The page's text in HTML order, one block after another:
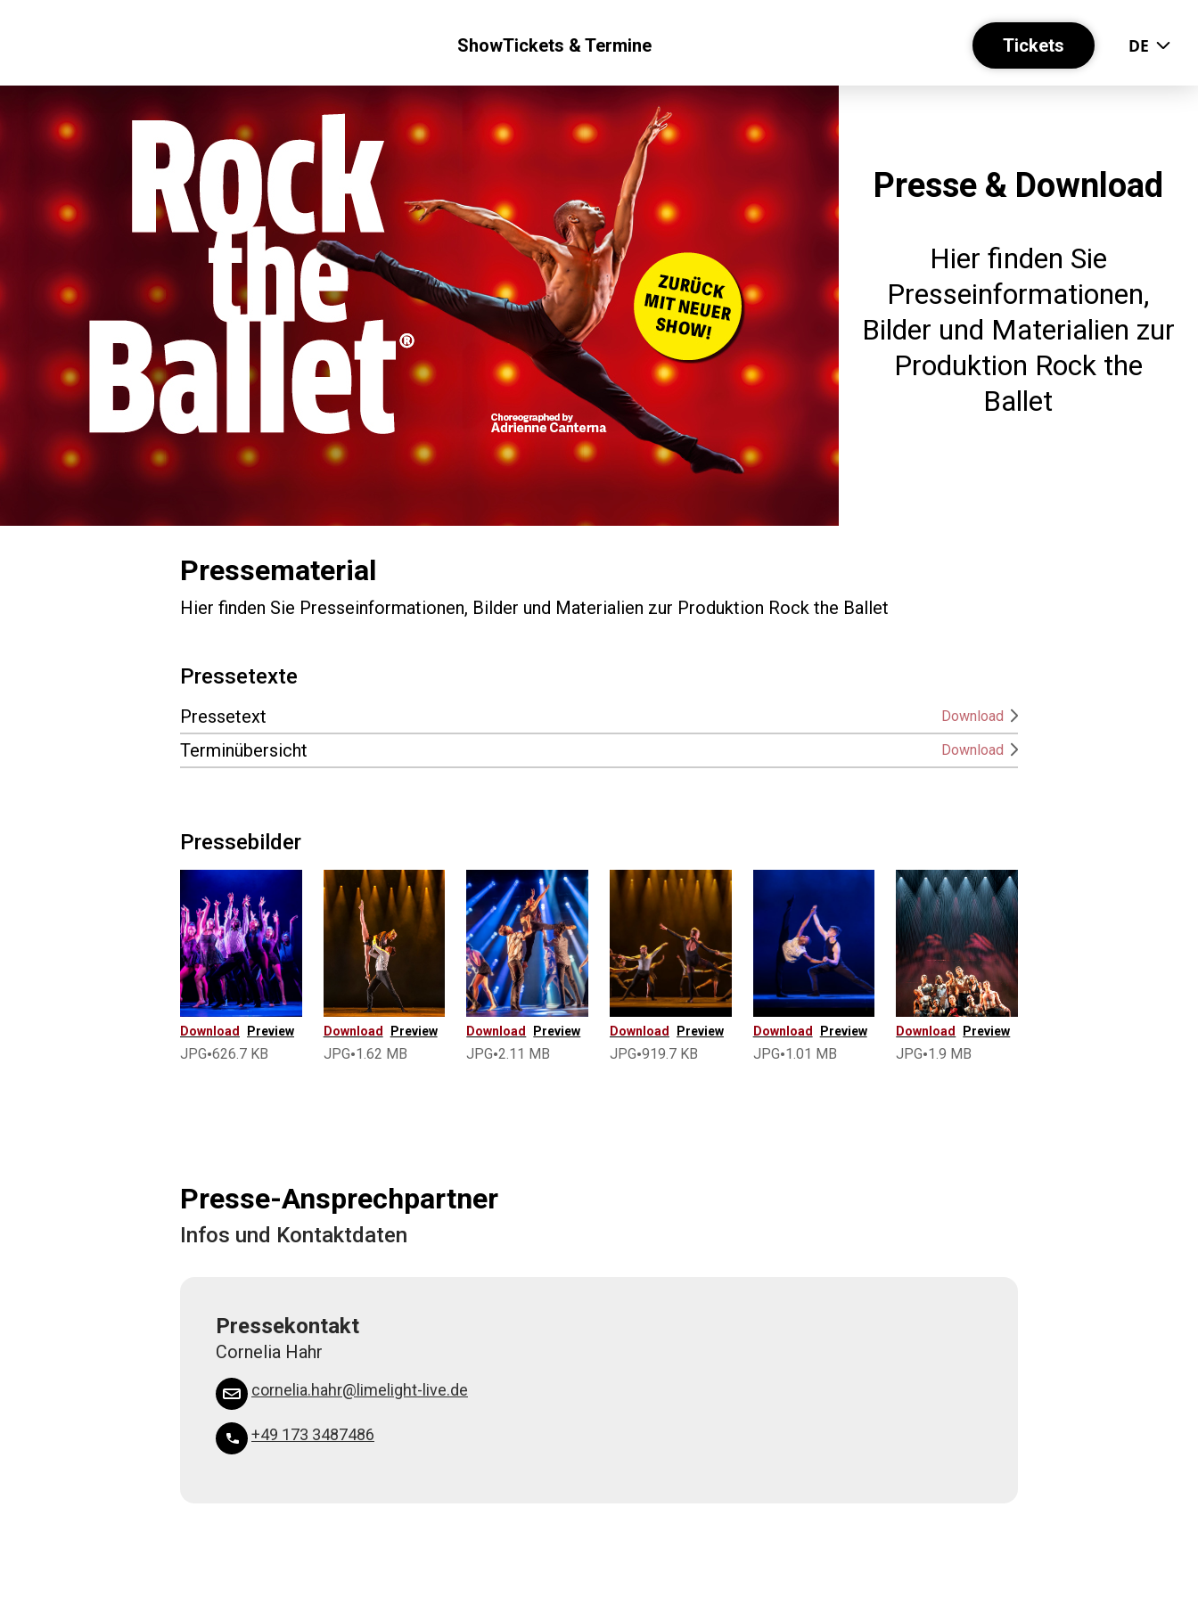
ShowTickets & Termine Tickets DE
Presse & Download
Hier finden Sie
Presseinformationen,
Bilder und Materialien zur
Produktion Rock the
Ballet
Pressematerial
Hier finden Sie Presseinformationen, Bilder und Materialien zur Produktion Rock the Ballet
Pressetexte
Pressetext Download
Terminübersicht Download
Pressebilder
Download Preview
JPG•626.7 KB
Download Preview
JPG•1.62 MB
Download Preview
JPG•2.11 MB
Download Preview
JPG•919.7 KB
Download Preview
JPG•1.01 MB
Download Preview
JPG•1.9 MB
Presse-Ansprechpartner
Infos und Kontaktdaten
Pressekontakt
Cornelia Hahr
cornelia.hahr@limelight-live.de
+49 173 3487486